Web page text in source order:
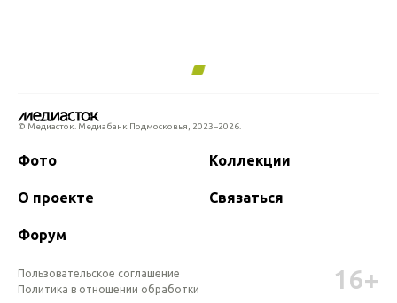
© Медиасток. Медиабанк Подмосковья, 2023–2026.
Фото Коллекции
О проекте Связаться
Форум
Пользовательское соглашение
Политика в отношении обработки
16+